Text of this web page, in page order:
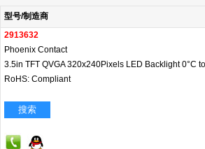
型号/制造商
2913632
Phoenix Contact
3.5in TFT QVGA 320x240Pixels LED Backlight 0°C
RoHS: Compliant
搜索